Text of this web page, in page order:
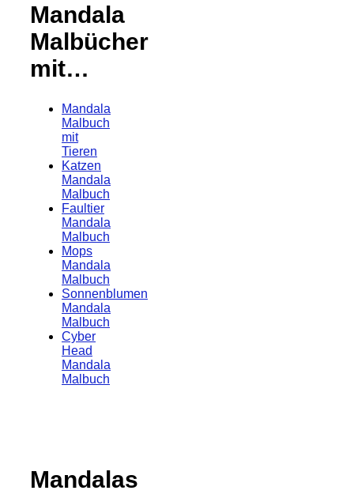
Mandala
Malbücher
mit…
Mandala
Malbuch
mit
Tieren
Katzen
Mandala
Malbuch
Faultier
Mandala
Malbuch
Mops
Mandala
Malbuch
Sonnenblumen
Mandala
Malbuch
Cyber
Head
Mandala
Malbuch
Mandalas